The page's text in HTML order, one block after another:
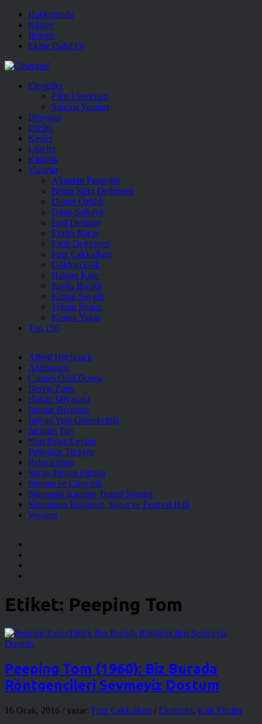
Hakkımızda
Künye
İletişim
Ekibe Dahil Ol
Eleştiriler
Film Eleştirileri
Sinema Yazıları
Dosyalar
Diziler
Keşfet
Listeler
Kitaplık
Yazarlar
Alpaslan Paşaoğlu
Berna Stera Değirmen
Demet Öztürk
Dilan Salkaya
Erol Demiray
Evrim Nacar
Fatih Değirmen
Fırat Çakkalkurt
Gökhan Gök
Haktan Kalır
İlayda Bıyıklı
Kürşat Saygılı
Teksin Begeç
Konuk Yazar
Top 150
Alfred Hitchcock
Animasyon
Cannes Özel Dosya
Derviş Zaim
Hayao Miyazaki
Ingmar Bergman
İtalyan Yeni Gerçekçiliği
Jacques Tati
Nuri Bilge Ceylan
Pelikülde Türkiye
Reha Erdem
Savaş Temalı Filmler
Sinema ve Cinsellik
Sinemada Kadının Temsil Sistemi
Sinemanın Bağımsız, Sanat ve Festival Hali
Western
Etiket: Peeping Tom
Peeping Tom (1960): Biz Burada
Röntgencileri Sevmeyiz Dostum
16 Ocak, 2016 / yazar: Fırat Çakkalkurt / Eleştiriler, Kült Filmler